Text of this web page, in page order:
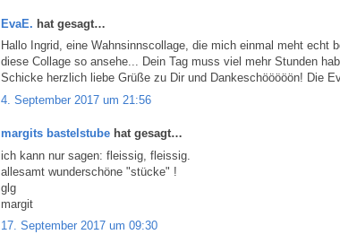
EvaE. hat gesagt…
Hallo Ingrid, eine Wahnsinnscollage, die mich einmal meht echt
diese Collage so ansehe... Dein Tag muss viel mehr Stunden
Schicke herzlich liebe Grüße zu Dir und Dankeschööööön! Die
4. September 2017 um 21:56
margits bastelstube hat gesagt…
ich kann nur sagen: fleissig, fleissig.
allesamt wunderschöne "stücke" !
glg
margit
17. September 2017 um 09:30